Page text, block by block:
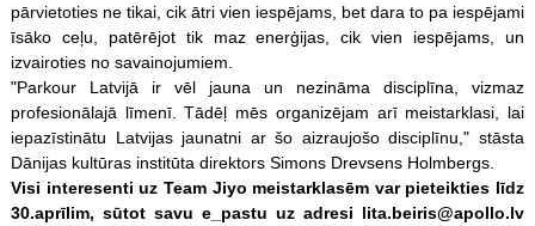
pārvietoties ne tikai, cik ātri vien iespējams, bet dara to pa iespējami
īsāko ceļu, patērējot tik maz enerģijas, cik vien iespējams, un
izvairoties no savainojumiem.
"Parkour Latvijā ir vēl jauna un nezināma disciplīna, vizmaz
profesionālajā līmenī. Tādēļ mēs organizējam arī meistarklasi, lai
iepazīstinātu Latvijas jaunatni ar šo aizraujošo disciplīnu," stāsta
Dānijas kultūras institūta direktors Simons Drevsens Holmbergs.
Visi interesenti uz Team Jiyo meistarklasēm var pieteikties līdz
30.aprīlim, sūtot savu e_pastu uz adresi lita.beiris@apollo.lv